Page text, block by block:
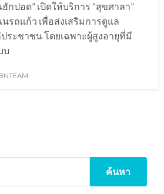
กปอด” เปิดให้บริการ “สุขศาลา”
ถแก้ว เพื่อส่งเสริมการดูแล
ระชาชน โดยเฉพาะผู้สูงอายุที่มี
บ